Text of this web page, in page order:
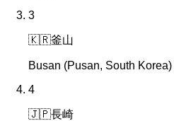
3
🇰🇷釜山
Busan (Pusan, South Korea)
4
🇯🇵長崎